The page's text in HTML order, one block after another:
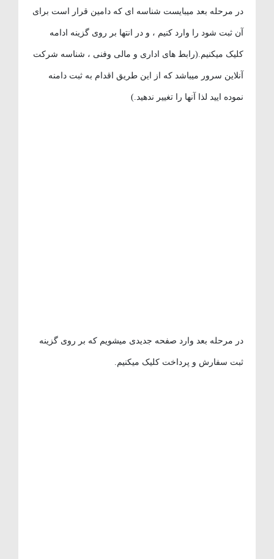
در مرحله بعد میبایست شناسه ای که دامین قرار است برای
آن ثبت شود را وارد کنیم ، و در انتها بر روی گزینه ادامه
کلیک میکنیم.(رابط های اداری و مالی وفنی ، شناسه شرکت
آنلاین سرور میباشد که از این طریق اقدام به ثبت دامنه
نموده ایید لذا آنها را تغییر ندهید.)
در مرحله بعد وارد صفحه جدیدی میشویم که بر روی گزینه
ثبت سفارش و پرداخت کلیک میکنیم.